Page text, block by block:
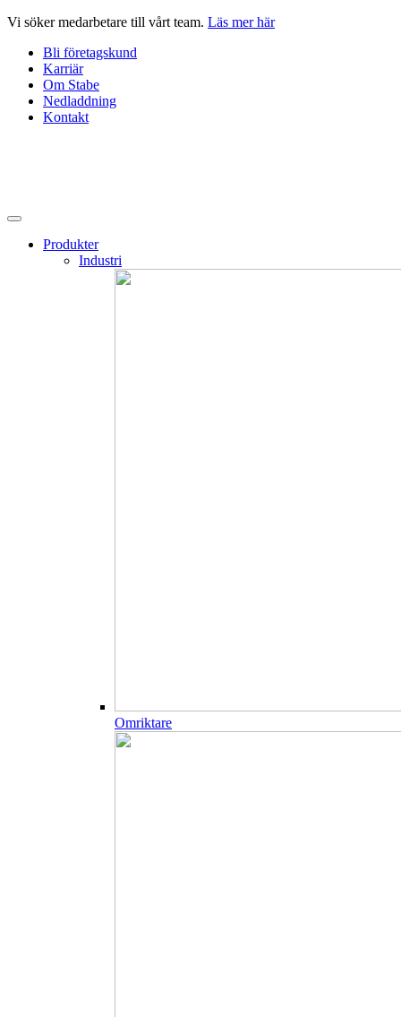
Hoppa
innehåll
Vi söker medarbetare till vårt team. Läs mer här
Bli företagskund
Karriär
Om Stabe
Nedladdning
Kontakt
Produkter
Industri
Omriktare